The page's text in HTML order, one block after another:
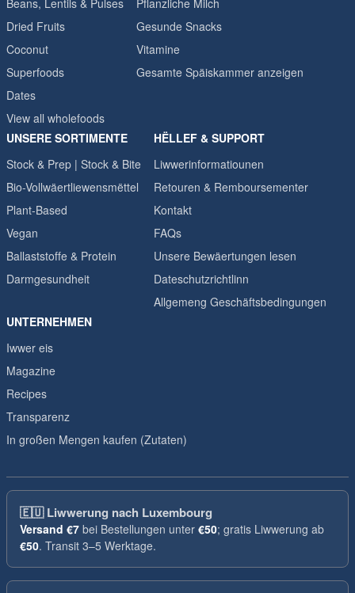
Beans, Lentils & Pulses
Dried Fruits
Coconut
Superfoods
Dates
View all wholefoods
Pflanzliche Milch
Gesunde Snacks
Vitamine
Gesamte Späiskammer anzeigen
UNSERE SORTIMENTE
Stock & Prep | Stock & Bite
Bio-Vollwäertliewensmëttel
Plant-Based
Vegan
Ballaststoffe & Protein
Darmgesundheit
HËLLEF & SUPPORT
Liwwerinformatiounen
Retouren & Remboursementer
Kontakt
FAQs
Unsere Bewäertungen lesen
Dateschutzrichtlinn
Allgemeng Geschäftsbedingungen
UNTERNEHMEN
Iwwer eis
Magazine
Recipes
Transparenz
In großen Mengen kaufen (Zutaten)
🇪🇺Liwwerung nach Luxembourg
Versand €7 bei Bestellungen unter €50; gratis Liwwerung ab
€50. Transit 3–5 Werktage.